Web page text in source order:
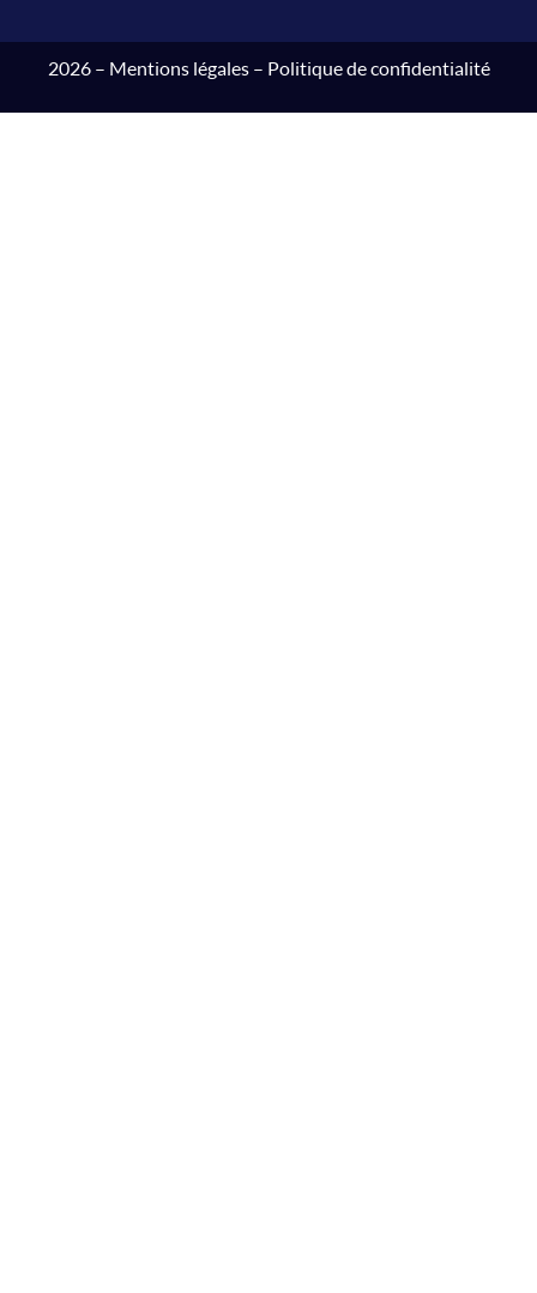
2026 – Mentions légales– Politique de confidentialité